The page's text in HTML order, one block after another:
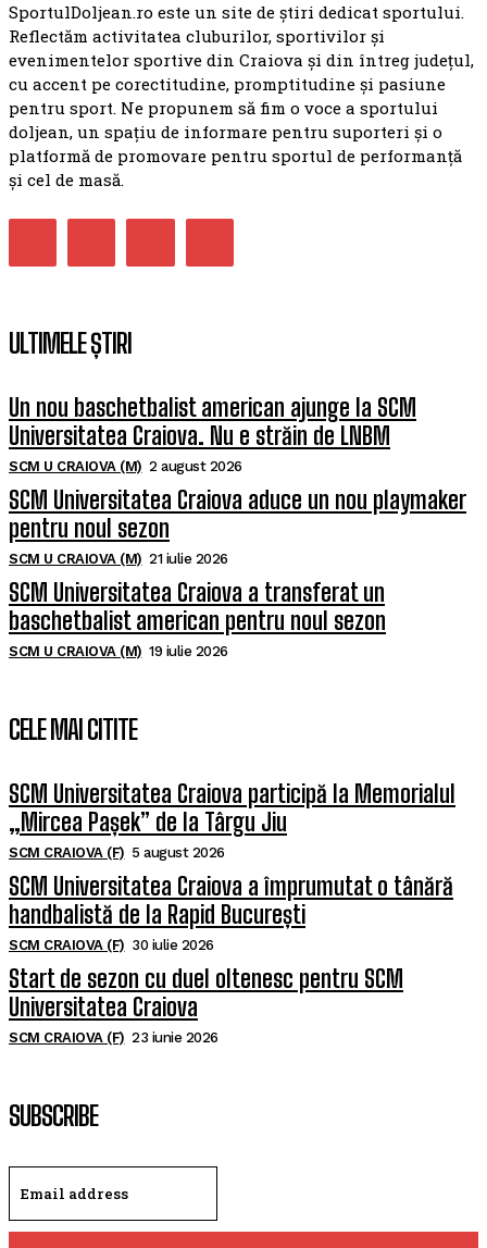
SportulDoljean.ro este un site de știri dedicat sportului.
Reflectăm activitatea cluburilor, sportivilor și
evenimentelor sportive din Craiova și din întreg județul,
cu accent pe corectitudine, promptitudine și pasiune
pentru sport. Ne propunem să fim o voce a sportului
doljean, un spațiu de informare pentru suporteri și o
platformă de promovare pentru sportul de performanță
și cel de masă.
ULTIMELE ȘTIRI
Un nou baschetbalist american ajunge la SCM
Universitatea Craiova. Nu e străin de LNBM
SCM U CRAIOVA (M) 2 august 2026
SCM Universitatea Craiova aduce un nou playmaker
pentru noul sezon
SCM U CRAIOVA (M) 21 iulie 2026
SCM Universitatea Craiova a transferat un
baschetbalist american pentru noul sezon
SCM U CRAIOVA (M) 19 iulie 2026
CELE MAI CITITE
SCM Universitatea Craiova participă la Memorialul
„Mircea Pașek” de la Târgu Jiu
SCM CRAIOVA (F) 5 august 2026
SCM Universitatea Craiova a împrumutat o tânără
handbalistă de la Rapid București
SCM CRAIOVA (F) 30 iulie 2026
Start de sezon cu duel oltenesc pentru SCM
Universitatea Craiova
SCM CRAIOVA (F) 23 iunie 2026
SUBSCRIBE